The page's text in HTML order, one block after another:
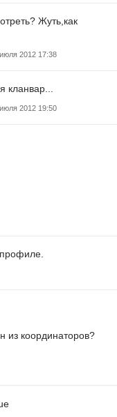
Жуть,как
2012 17:38
2012 19:50
профиле.
из координаторов?